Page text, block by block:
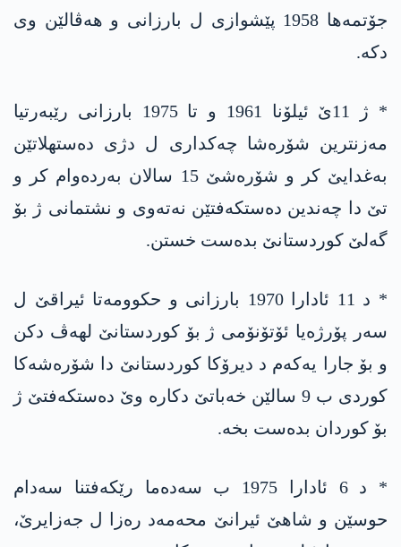
جۆتمەھا 1958 پێشوازی ل بارزانی و ھەڤالێن وی
دکە.
* ژ 11ێ ئیلۆنا 1961 و تا 1975 بارزانی رێبەرتیا
مەزنترین شۆرەشا چەکداری ل دژی دەستھلاتێن
بەغدایێ کر و شۆرەشێ 15 سالان بەردەوام کر و
تێ دا چەندین دەستکەفتێن نەتەوی و نشتمانی ژ بۆ
گەلێ کوردستانێ بدەست خستن.
* د 11 ئادارا 1970 بارزانی و حکوومەتا ئیراقێ ل
سەر پۆرژەیا ئۆتۆنۆمی ژ بۆ کوردستانێ لھەڤ دکن
و بۆ جارا یەکەم د دیرۆکا کوردستانێ دا شۆرەشەکا
کوردی ب 9 سالێن خەباتێ دکارە وێ دەستکەفتێ ژ
بۆ کوردان بدەست بخە.
* د 6 ئادارا 1975 ب سەدەما رێکەفتنا سەدام
حوسێن و شاھێ ئیرانێ محەمەد رەزا ل جەزایرێ،